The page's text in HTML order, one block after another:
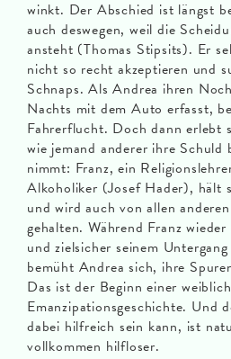
winkt. Der Abschied ist längst
auch deswegen, weil die
ansteht (Thomas Stipsits). Er
nicht so recht akzeptieren und
Schnaps. Als Andrea ihren
Nachts mit dem Auto erfasst,
Fahrerflucht. Doch dann erlebt
wie jemand anderer ihre Schuld
nimmt: Franz, ein
Alkoholiker (Josef Hader), hält
und wird auch von allen
gehalten. Während Franz
und zielsicher seinem
bemüht Andrea sich, ihre
Das ist der Beginn einer
Emanzipationsgeschichte. Und
dabei hilfreich sein kann, ist
vollkommen hilfloser.